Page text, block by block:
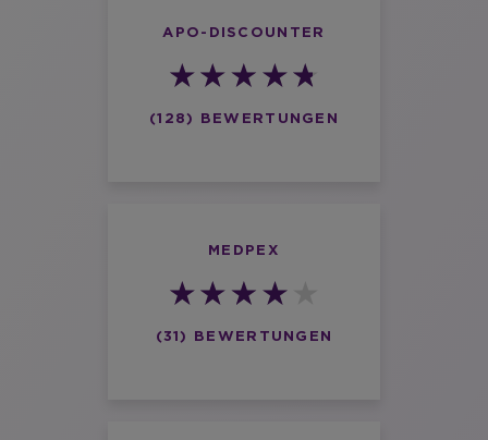
APO-DISCOUNTER
(128) BEWERTUNGEN
MEDPEX
(31) BEWERTUNGEN